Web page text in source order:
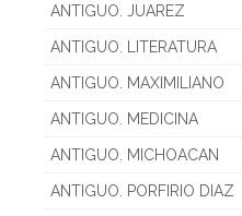
ANTIGUO. JUAREZ
ANTIGUO. LITERATURA
ANTIGUO. MAXIMILIANO
ANTIGUO. MEDICINA
ANTIGUO. MICHOACAN
ANTIGUO. PORFIRIO DIAZ